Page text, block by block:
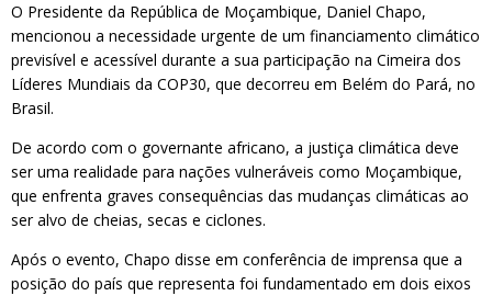
O Presidente da República de Moçambique, Daniel Chapo,
mencionou a necessidade urgente de um financiamento climático
previsível e acessível durante a sua participação na Cimeira dos
Líderes Mundiais da COP30, que decorreu em Belém do Pará, no
Brasil.
De acordo com o governante africano, a justiça climática deve
ser uma realidade para nações vulneráveis como Moçambique,
que enfrenta graves consequências das mudanças climáticas ao
ser alvo de cheias, secas e ciclones.
Após o evento, Chapo disse em conferência de imprensa que a
posição do país que representa foi fundamentado em dois eixos